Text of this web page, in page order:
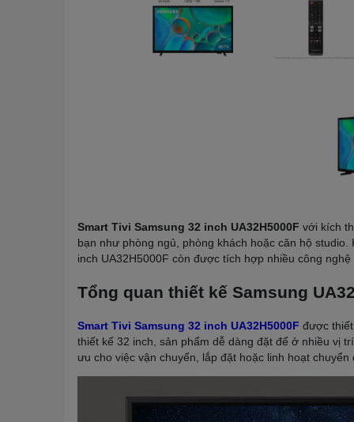
Smart Tivi Samsung 32 inch UA32H5000F với kích
bạn như phòng ngủ, phòng khách hoặc căn hộ
inch UA32H5000F còn được tích hợp nhiều công
Tổng quan thiết kế Samsung
Smart Tivi Samsung 32 inch UA32H5000F được
thiết kế 32 inch, sản phẩm dễ dàng đặt để ở nhiều vị
ưu cho việc vận chuyển, lắp đặt hoặc linh hoạt chuyển